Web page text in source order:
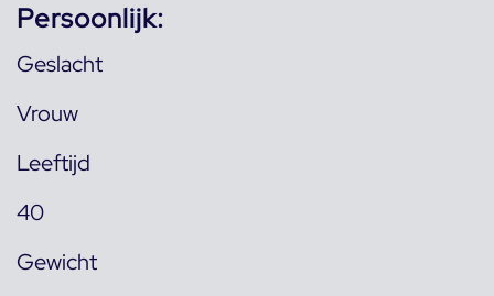
Persoonlijk:
Geslacht
Vrouw
Leeftijd
40
Gewicht